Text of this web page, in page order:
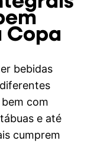
Copa
bebidas
com
e até
cumprem